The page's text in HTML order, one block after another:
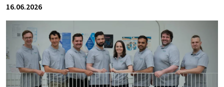
16.06.2026